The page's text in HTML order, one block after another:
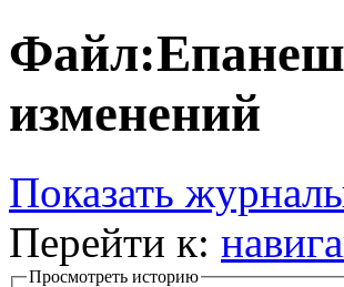
изменений
Показать
Перейти к:
Просмотреть историю